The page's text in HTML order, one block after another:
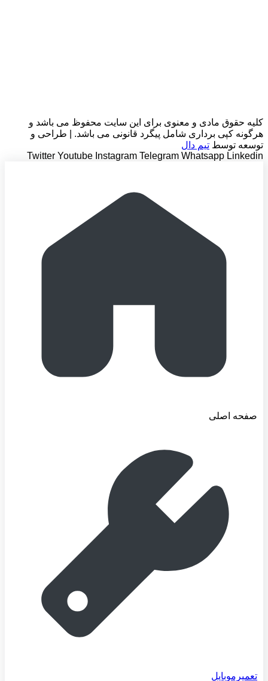
کلیه حقوق مادی و معنوی برای این سایت محفوظ می باشد و
هرگونه کپی برداری شامل پیگرد قانونی می باشد. | طراحی و
توسعه توسط تیم دال
Twitter Youtube Instagram Telegram Whatsapp Linkedin
صفحه اصلی
تعمیرموبایل